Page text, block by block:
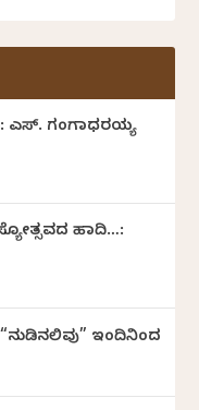
ಎಸ್. ಗಂಗಾಧರಯ್ಯ
ಹಾದಿ…:
ಇಂದಿನಿಂದ